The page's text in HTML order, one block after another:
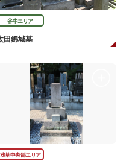
谷中エリア
田錦城墓
浅草中央部エリア